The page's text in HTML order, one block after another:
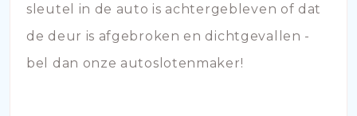
sleutel in de auto is achtergebleven of dat
de deur is afgebroken en dichtgevallen -
bel dan onze autoslotenmaker!